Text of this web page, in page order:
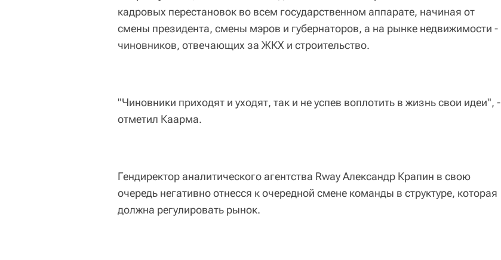
кадровых перестановок во всем государственном аппарате, начиная от
смены президента, смены мэров и губернаторов, а на рынке недвижимости -
чиновников, отвечающих за ЖКХ и строительство.
"Чиновники приходят и уходят, так и не успев воплотить в жизнь свои идеи", -
отметил Каарма.
Гендиректор аналитического агентства Rway Александр Крапин в свою
очередь негативно отнесся к очередной смене команды в структуре, которая
должна регулировать рынок.